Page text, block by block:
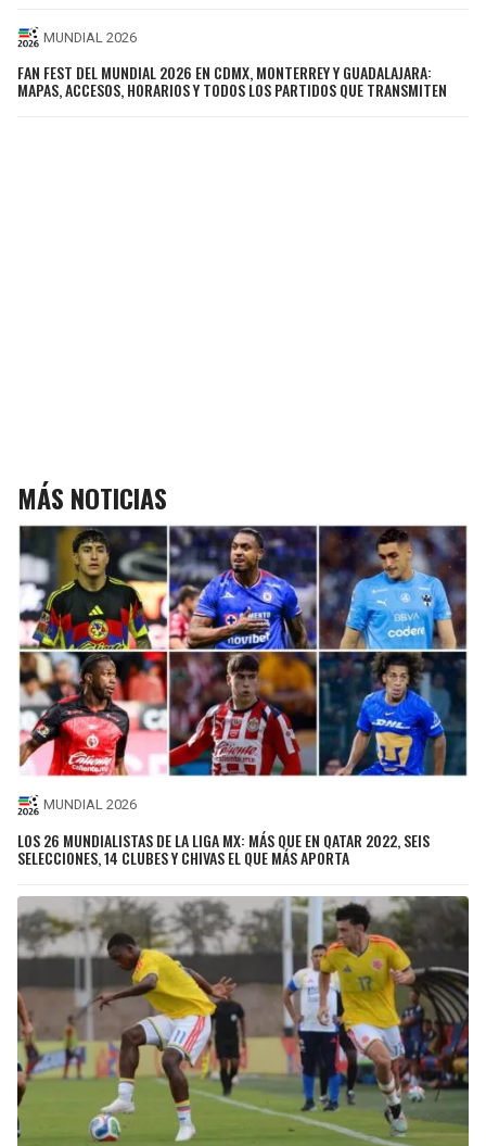
MUNDIAL 2026
FAN FEST DEL MUNDIAL 2026 EN CDMX, MONTERREY Y GUADALAJARA:
MAPAS, ACCESOS, HORARIOS Y TODOS LOS PARTIDOS QUE TRANSMITEN
MÁS NOTICIAS
MUNDIAL 2026
LOS 26 MUNDIALISTAS DE LA LIGA MX: MÁS QUE EN QATAR 2022, SEIS
SELECCIONES, 14 CLUBES Y CHIVAS EL QUE MÁS APORTA